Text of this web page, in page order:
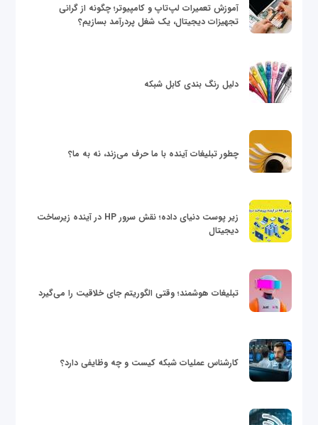
آموزش تعمیرات لپ‌تاپ و کامپیوتر؛ چگونه از گرانی
تجهیزات دیجیتال، یک شغل پردرآمد بسازیم؟
دلیل رنگ بندی کابل شبکه
چطور تبلیغات آینده با ما حرف می‌زند، نه به ما؟
زیر پوست دنیای داده؛ نقش سرور HP در آینده زیرساخت
دیجیتال
تبلیغات هوشمند؛ وقتی الگوریتم جای خلاقیت را می‌گیرد
کارشناس عملیات شبکه کیست و چه وظایفی دارد؟